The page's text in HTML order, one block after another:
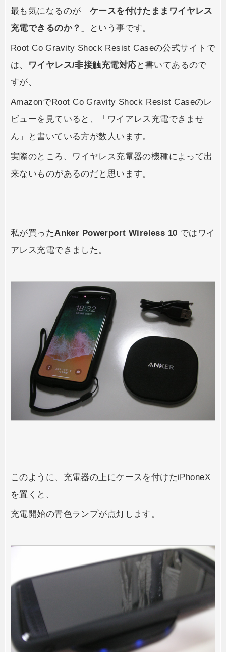
最も気になるのが「 ケースを付けたままワイヤレス
充電できるのか？ 」という事です。
Root Co Gravity Shock Resist Caseの公式サイトで
は、
ワイヤレス/非接触充電対応と書いてあるので
すが、
AmazonでRoot Co Gravity Shock Resist Caseのレ
ビューを見ていると、「ワイアレス充電できませ
ん」と書いている方が数人います。
実際のところ、ワイヤレス充電器の機種によって出
来ないものがあるのだと思います。
私が買ったAnker Powerport Wireless 10 ではワイ
アレス充電できました。
このように、充電器の上にケースを付けたiPhoneX
を置くと、
充電開始の青色ランプが点灯します。